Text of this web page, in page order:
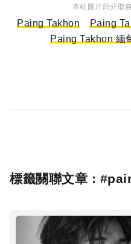
本站圖片部分取
Paing Takhon Paing
Paing Takhon 緬
標籤關聯文章 : #